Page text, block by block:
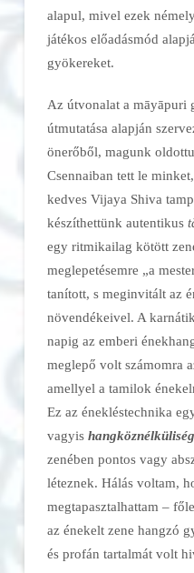
alapul, mivel ezek
játékos előadásmód
gyökereket.
Az útvonalat a māyāpuri
útmutatása alapján
önerőből, magunk
Csennaiban tett le
kedves Vijaya Shiva
készíthettünk autentikus
egy ritmikailag kötött
meglepetésemre „a
tanított, s meginvitált az
növendékeivel. A
napig az emberi
meglepő volt számomra
amellyel a tamilok
Ez az énekléstechnika
vagyis
zenében pontos vagy
léteznek. Hálás voltam,
megtapasztalhattam –
az énekelt zene hangzó
és profán tartalmát volt